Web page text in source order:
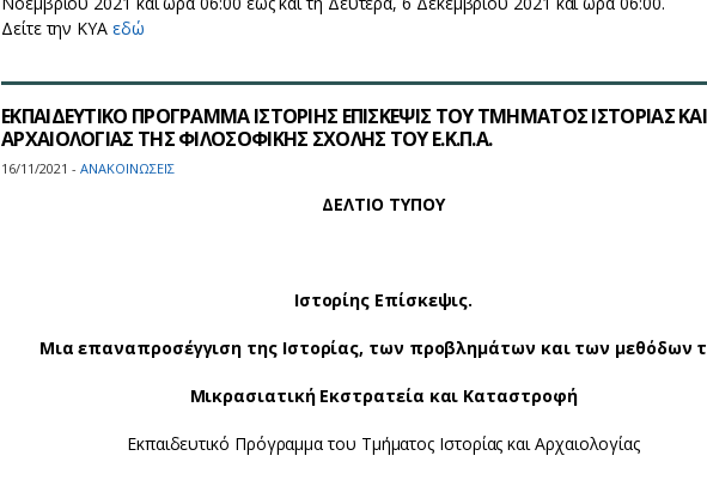
Δείτε την ΚΥΑ εδώ
ΕΚΠΑΙΔΕΥΤΙΚΟ ΠΡΟΓΡΑΜΜΑ ΙΣΤΟΡΙΗΣ ΕΠΙΣΚΕΨΙΣ ΤΟΥ ΤΜΗΜΑΤΟΣ ΙΣΤΟΡΙΑΣ ΚΑΙ
ΑΡΧΑΙΟΛΟΓΙΑΣ ΤΗΣ ΦΙΛΟΣΟΦΙΚΗΣ ΣΧΟΛΗΣ ΤΟΥ Ε.Κ.Π.Α.
16/11/2021 - ΑΝΑΚΟΙΝΩΣΕΙΣ
ΔΕΛΤΙΟ ΤΥΠΟΥ
Ιστορίης Επίσκεψις.
Μια επαναπροσέγγιση της Ιστορίας, των προβλημάτων και των μεθόδων
Μικρασιατική Εκστρατεία και Καταστροφή
Εκπαιδευτικό Πρόγραμμα του Τμήματος Ιστορίας και Αρχαιολογίας